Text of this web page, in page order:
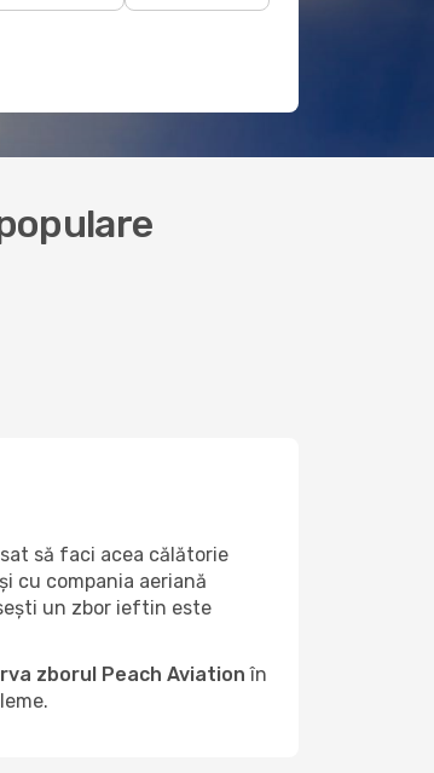
să faci acea călătorie
cu compania aeriană
un zbor ieftin este
zborul Peach Aviation în